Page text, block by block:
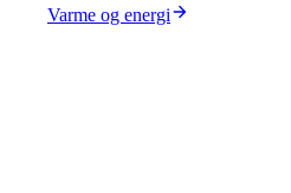
Varme og energi